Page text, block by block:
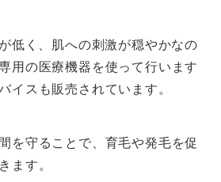
低く、肌への刺激が穏やかなの
用の医療機器を使って行います
イスも販売されています。
を守ることで、育毛や発毛を促
ます。